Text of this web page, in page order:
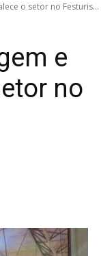
o setor no Festuris...
e
no